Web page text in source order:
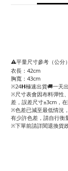
⚠️平量尺寸參考（公分）
衣長：42cm
胸寬：43cm
※24𝗛極速出貨🚚一天
※尺寸表會因布料彈性
差，誤差尺寸±3cm，
※色差已減至最低情況
有少許色差，請自行衡
※下單前請詳閱退換貨